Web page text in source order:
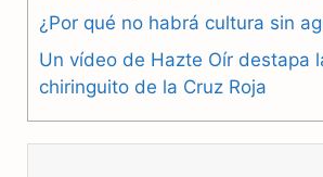
k
m
p
¿Por qué no habrá cultura sin
Un vídeo de Hazte Oír destapa
chiringuito de la Cruz Roja